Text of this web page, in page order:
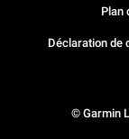
© Garmin
Plan
Déclaration de